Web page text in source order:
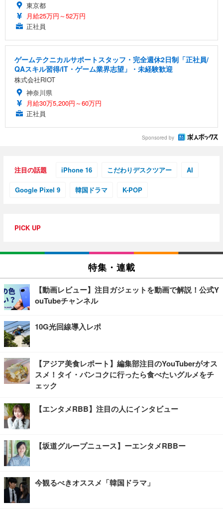
東京都
月給25万円～52万円
正社員
ゲームテクニカルサポートスタッフ・完全週休2日制「正社員/
QAスキル習得/IT・ゲーム業界志望」・未経験歓迎
株式会社RIOT
神奈川県
月給30万5,200円～60万円
正社員
Sponsored by
注目の話題 iPhone 16 こだわりデスクツアー AI
Google Pixel 9 韓国ドラマ K-POP
PICK UP
特集・連載
【動画レビュー】注目ガジェットを動画で解説！公式Y
ouTubeチャンネル
10G光回線導入レポ
【アジア美食レポート】編集部注目のYouTuberがオス
スメ！タイ・バンコクに行ったら食べたいグルメをチ
ェック
【エンタメRBB】注目の人にインタビュー
【坂道グループニュース】ーエンタメRBBー
今観るべきオススメ「韓国ドラマ」